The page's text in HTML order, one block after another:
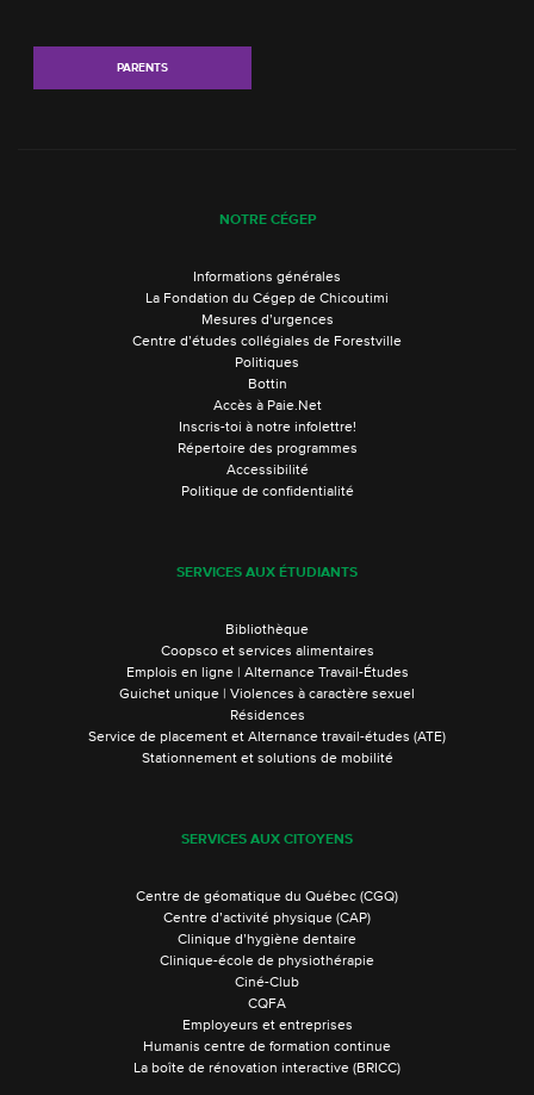
PARENTS
NOTRE CÉGEP
Informations générales
La Fondation du Cégep de Chicoutimi
Mesures d’urgences
Centre d’études collégiales de Forestville
Politiques
Bottin
Accès à Paie.Net
Inscris-toi à notre infolettre!
Répertoire des programmes
Accessibilité
Politique de confidentialité
SERVICES AUX ÉTUDIANTS
Bibliothèque
Coopsco et services alimentaires
Emplois en ligne | Alternance Travail-Études
Guichet unique | Violences à caractère sexuel
Résidences
Service de placement et Alternance travail-études (ATE)
Stationnement et solutions de mobilité
SERVICES AUX CITOYENS
Centre de géomatique du Québec (CGQ)
Centre d’activité physique (CAP)
Clinique d’hygiène dentaire
Clinique-école de physiothérapie
Ciné-Club
CQFA
Employeurs et entreprises
Humanis centre de formation continue
La boîte de rénovation interactive (BRICC)